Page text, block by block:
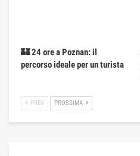
🏰 24 ore a Poznan: il
percorso ideale per un turista
PREV PROSSIMA